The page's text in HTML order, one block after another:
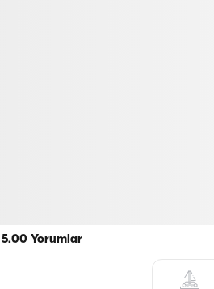
5.00 Yorumlar